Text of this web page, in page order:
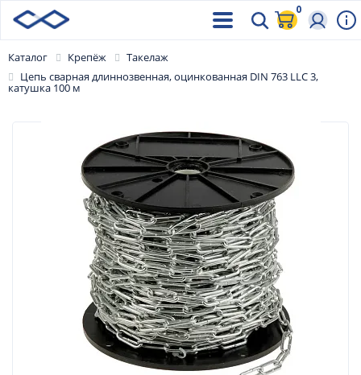
0
Каталог Крепёж
Такелаж
Цепь сварная длиннозвенная, оцинкованная DIN 763 LLC 3,
катушка 100 м